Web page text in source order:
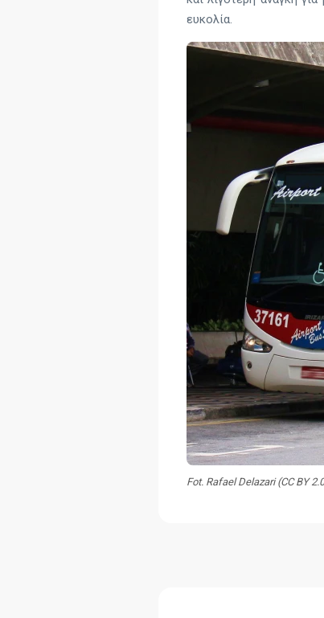
ευκολία.
Fot. Rafael Delazari (CC BY